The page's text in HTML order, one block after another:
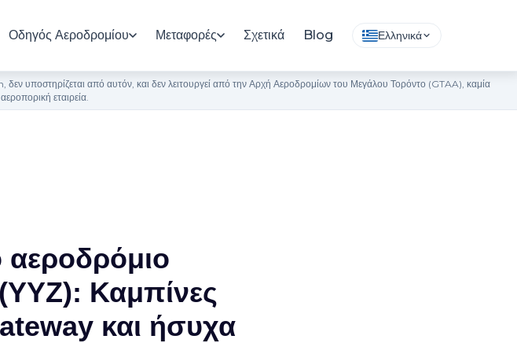
Οδηγός Αεροδρομίου Μεταφορές Σχετικά Blog Ελληνικά
υποστηρίζεται από αυτόν, και δεν λειτουργεί από την Αρχή Αεροδρομίων του Μεγάλου Τορόντο (GTAA), καμία
εταιρεία.
αεροδρόμιο
Καμπίνες
και ήσυχα